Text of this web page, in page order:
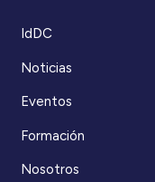
IdDC
Noticias
Eventos
Formación
Nosotros